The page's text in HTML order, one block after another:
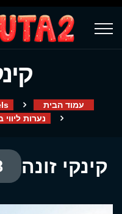
עמוד הבית
נערות
קינקי זונה